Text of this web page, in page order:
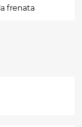
frenata